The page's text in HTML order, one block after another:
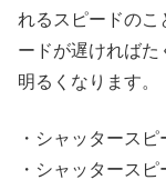
れるスピードのこ
ードが遅ければ
明るくなります。
・シャッタース
・シャッタース